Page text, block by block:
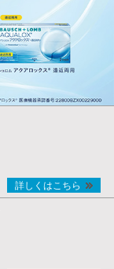
詳しくはこちら